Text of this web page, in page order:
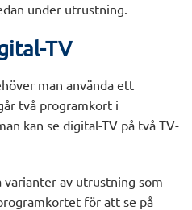
under utrustning.
TV
man använda ett
två programkort i
kan se digital-TV på två TV-
av utrustning som
för att se på